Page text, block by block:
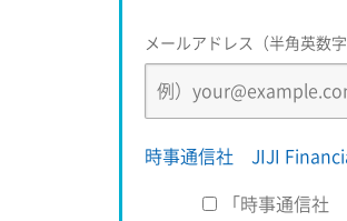
メールアドレス（半角英数字
時事通信社 JIJI
「時事通信